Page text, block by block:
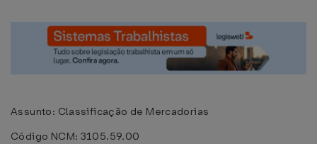
Assunto: Classificação de Mercadorias
Código NCM: 3105.59.00